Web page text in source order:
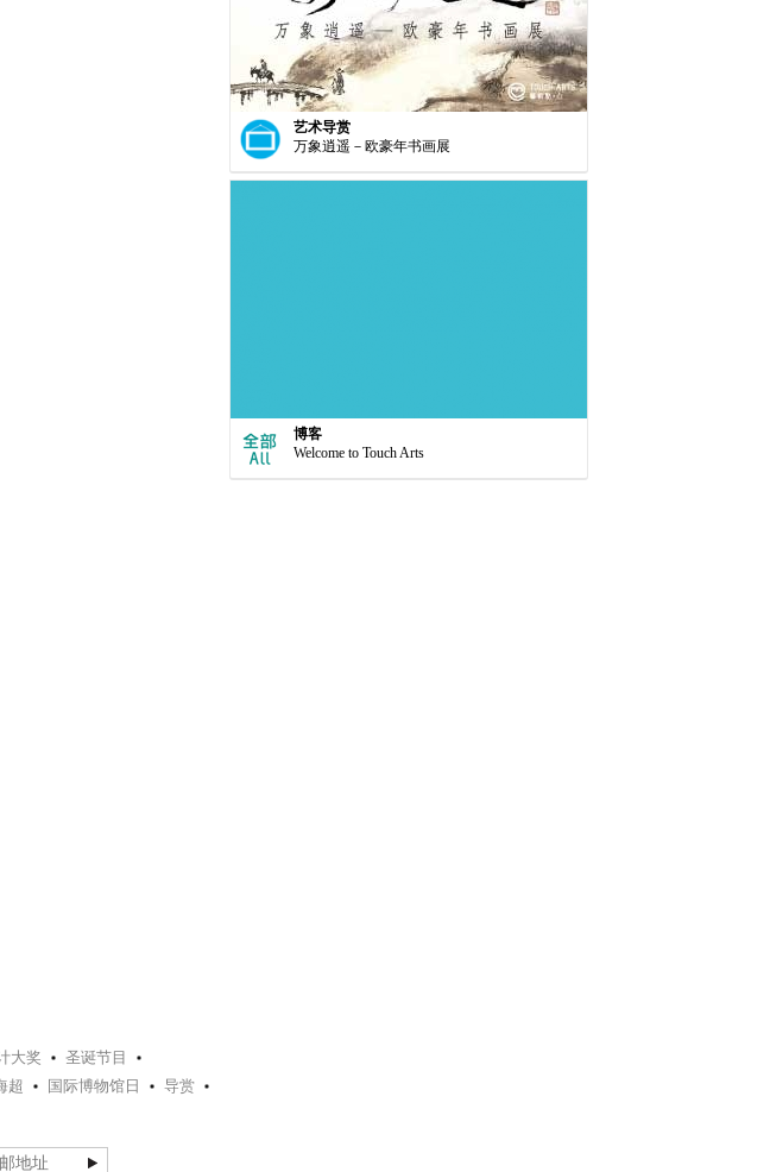
艺术导赏
万象逍遥－欧豪年书画展
博客
Welcome to Touch Arts
大奖
圣诞节目
超 国际博物馆日
导赏